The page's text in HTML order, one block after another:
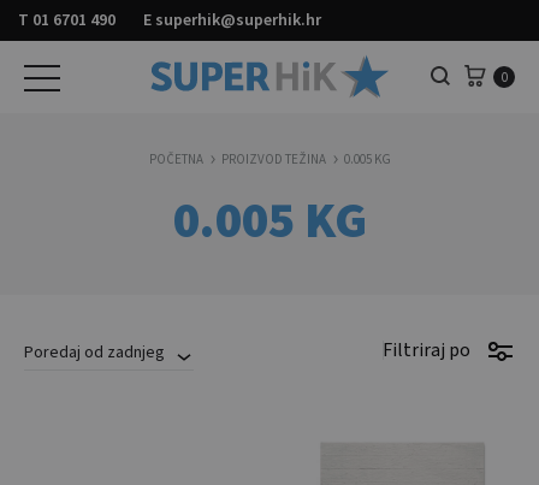
T 01 6701 490 E superhik@superhik.hr
Pretraga 0
0.005 KG
POČETNA PROIZVOD TEŽINA 0.005 KG
Poredaj od zadnjeg Filtriraj po